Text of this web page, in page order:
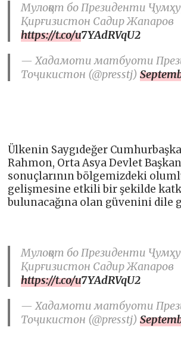
Мулоқот бо Президенти
Қирғизистон Садир Жапаров
https://t.co/u7YAdRVqU2
— Хадамоти матбуоти
Тоҷикистон (@presstj)
Ülkenin Saygıdeğer
Rahmon, Orta Asya Devlet
sonuçlarının bölgemizdeki
gelişmesine etkili bir şekilde
bulunacağına olan güvenini dile
Мулоқот бо Президенти
Қирғизистон Садир Жапаров
https://t.co/u7YAdRVqU2
— Хадамоти матбуоти
Тоҷикистон (@presstj)